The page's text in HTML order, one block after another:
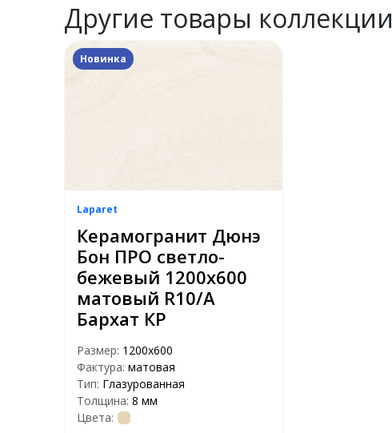
Другие товары коллекции
Новинка
Laparet
Керамогранит Дюнэ
Бон ПРО светло-
бежевый 1200x600
матовый R10/А
Бархат КР
Размер: 1200x600
Фактура: матовая
Тип: Глазурованная
Толщина: 8 мм
Цвета: